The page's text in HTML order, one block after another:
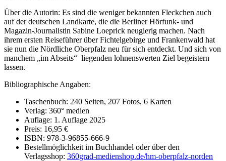
Über die Autorin: Es sind die weniger bekannten Fleckchen auch
auf der deutschen Landkarte, die die Berliner Hörfunk- und
Magazin-Journalistin Sabine Loeprick neugierig machen. Nach
ihrem ersten Reiseführer über Fichtelgebirge und Frankenwald hat
sie nun die Nördliche Oberpfalz neu für sich entdeckt. Und sich von
manchem „im Abseits“ liegenden lohnenswerten Ziel begeistern
lassen.
Bibliographische Angaben:
Taschenbuch: 240 Seiten, 207 Fotos, 6 Karten
Verlag: 360° medien
Auflage: 1. Auflage 2025
Preis: 16,95 €
ISBN: 978-3-96855-666-9
Bestellmöglichkeit im Buchhandel oder über den
Verlagsshop: 360grad-medienshop.de/hm-oberpfalz-norden